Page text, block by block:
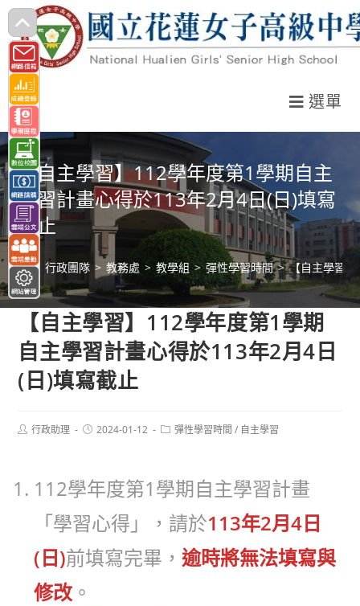
跳
轉
至
主
要
內
容
選單
【自主學習】112學年度第1學期自主
學習計畫心得於113年2月4日(日)填寫
截止
> 行政團隊 > 教務處 > 教學組 > 彈性學習時間 > 【自主學習
【自主學習】112學年度第1學期
自主學習計畫心得於113年2月4日
(日)填寫截止
Post行政助理
Post2024-01-12
Post彈性學習時間 / 自主學習
112學年度第1學期自主學習計畫
「學習心得」，請於113年2月4日
(日)前填寫完畢，逾時將無法填寫與
修改 。